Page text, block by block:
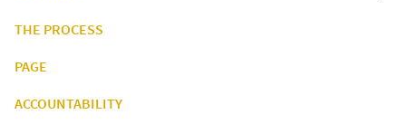
THE PROCESS
PAGE
ACCOUNTABILITY